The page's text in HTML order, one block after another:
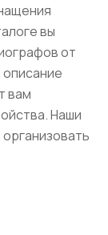
вы
от
вам
Наши